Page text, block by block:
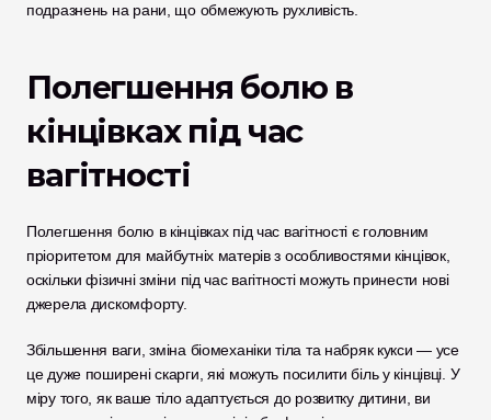
подразнень на рани, що обмежують рухливість.
Полегшення болю в
кінцівках під час
вагітності
Полегшення болю в кінцівках під час вагітності є головним
пріоритетом для майбутніх матерів з особливостями кінцівок,
оскільки фізичні зміни під час вагітності можуть принести нові
джерела дискомфорту.
Збільшення ваги, зміна біомеханіки тіла та набряк кукси — усе
це дуже поширені скарги, які можуть посилити біль у кінцівці. У
міру того, як ваше тіло адаптується до розвитку дитини, ви